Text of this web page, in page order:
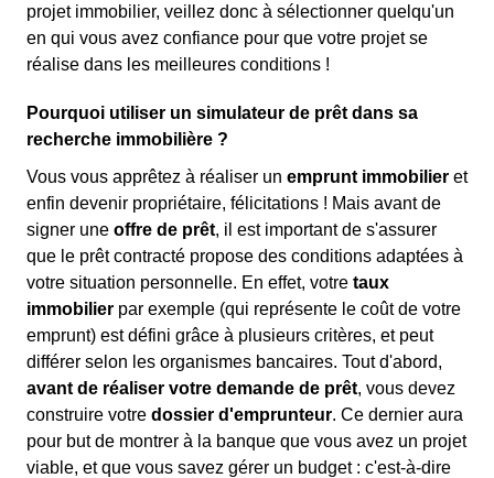
projet immobilier, veillez donc à sélectionner quelqu'un
en qui vous avez confiance pour que votre projet se
réalise dans les meilleures conditions !
Pourquoi utiliser un simulateur de prêt dans sa
recherche immobilière ?
Vous vous apprêtez à réaliser un emprunt immobilier et
enfin devenir propriétaire, félicitations ! Mais avant de
signer une offre de prêt, il est important de s'assurer
que le prêt contracté propose des conditions adaptées à
votre situation personnelle. En effet, votre taux
immobilier par exemple (qui représente le coût de votre
emprunt) est défini grâce à plusieurs critères, et peut
différer selon les organismes bancaires. Tout d'abord,
avant de réaliser votre demande de prêt, vous devez
construire votre dossier d'emprunteur. Ce dernier aura
pour but de montrer à la banque que vous avez un projet
viable, et que vous savez gérer un budget : c'est-à-dire